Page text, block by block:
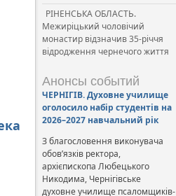
РІНЕНСЬКА ОБЛАСТЬ.
Межиріцький чоловічий
монастир відзначив 35-річчя
відродження чернечого життя
Анонсы событий
ЧЕРНІГІВ. Духовне училище
оголосило набір студентів на
2026–2027 навчальний рік
З благословення виконувача
обов’язків ректора,
архієпископа Любецького
Никодима, Чернігівське
духовне училище псаломщиків-